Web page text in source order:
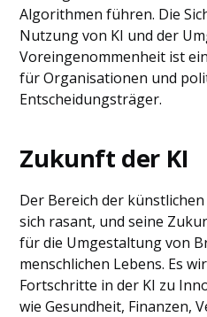
Algorithmen führen. Die
Nutzung von KI und der
Voreingenommenheit ist
für Organisationen und
Entscheidungsträger.
Zukunft der KI
Der Bereich der
sich rasant, und seine
für die Umgestaltung von
menschlichen Lebens. Es
Fortschritte in der KI zu
wie Gesundheit, Finanzen,